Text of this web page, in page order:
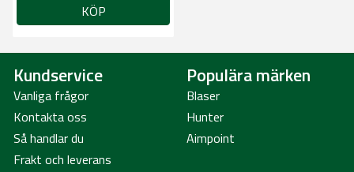
KÖP
Kundservice
Vanliga frågor
Kontakta oss
Så handlar du
Frakt och leverans
Populära märken
Blaser
Hunter
Aimpoint